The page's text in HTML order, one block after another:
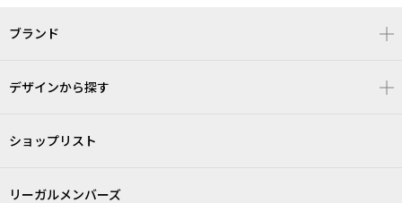
ブランド
デザインから探す
ショップリスト
リーガルメンバーズ